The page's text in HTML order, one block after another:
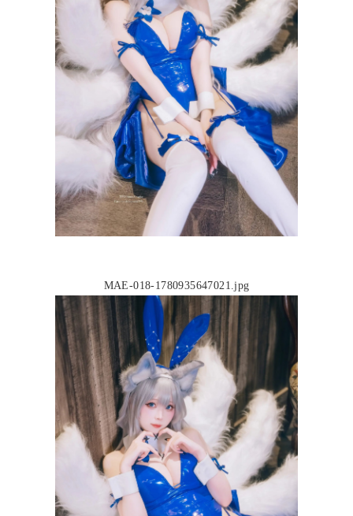
MAE-018-1780935647021.jpg